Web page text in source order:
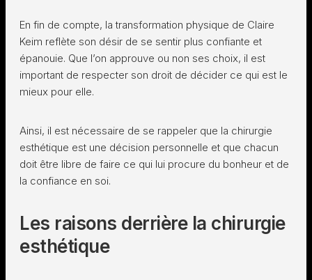
En fin de compte, la transformation physique de Claire
Keim reflète son désir de se sentir plus confiante et
épanouie. Que l’on approuve ou non ses choix, il est
important de respecter son droit de décider ce qui est le
mieux pour elle.
Ainsi, il est nécessaire de se rappeler que la chirurgie
esthétique est une décision personnelle et que chacun
doit être libre de faire ce qui lui procure du bonheur et de
la confiance en soi.
Les raisons derrière la chirurgie
esthétique